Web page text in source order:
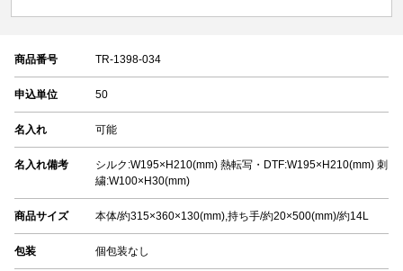
商品番号 TR-1398-034
申込単位 50
名入れ 可能
名入れ備考
シルク:W195×H210(mm) 熱転写・DTF:W195×H210(mm) 刺
繍:W100×H30(mm)
商品サイズ 本体/約315×360×130(mm),持ち手/約20×500(mm)/約14L
包装 個包装なし